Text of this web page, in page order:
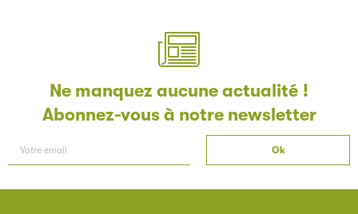
Ne manquez aucune actualité !
Abonnez-vous à notre newsletter